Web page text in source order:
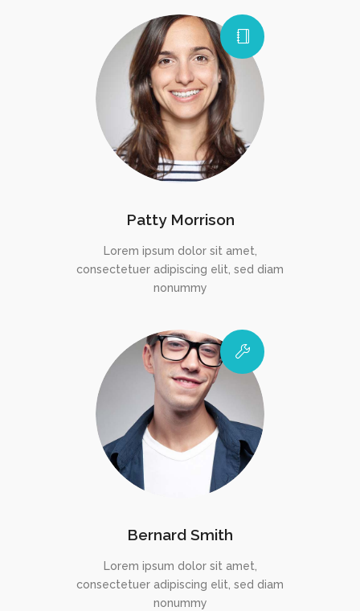
Patty Morrison
Lorem ipsum dolor sit amet,
consectetuer adipiscing elit, sed diam
nonummy
Bernard Smith
Lorem ipsum dolor sit amet,
consectetuer adipiscing elit, sed diam
nonummy